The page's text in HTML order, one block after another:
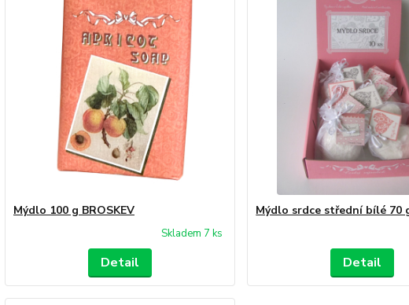
Mýdlo 100 g BROSKEV
Skladem 7 ks
Detail
Mýdlo srdce střední bílé 70
Detail